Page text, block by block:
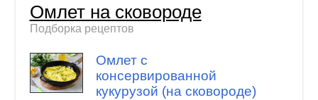
Омлет на сковороде
Подборка рецептов
Омлет с
консервированной
кукурузой (на сковороде)